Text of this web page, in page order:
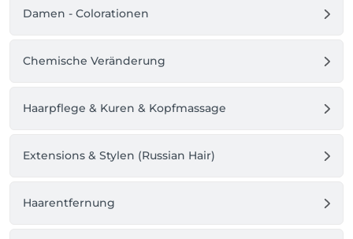
Damen - Colorationen
Chemische Veränderung
Haarpflege & Kuren & Kopfmassage
Extensions & Stylen (Russian Hair)
Haarentfernung